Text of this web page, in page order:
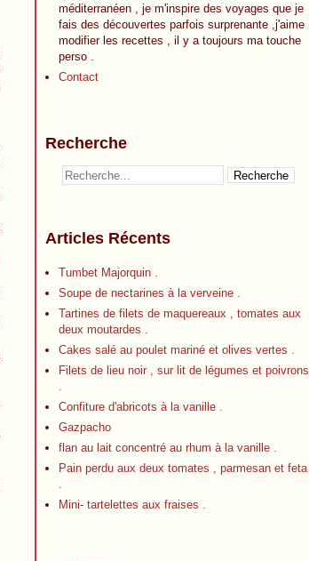
méditerranéen , je m'inspire des voyages que je
fais des découvertes parfois surprenante ,j'aime
modifier les recettes , il y a toujours ma touche
perso .
Contact
Recherche
Articles Récents
Tumbet Majorquin .
Soupe de nectarines à la verveine .
Tartines de filets de maquereaux , tomates aux
deux moutardes .
Cakes salé au poulet mariné et olives vertes .
Filets de lieu noir , sur lit de légumes et poivrons
.
Confiture d'abricots à la vanille .
Gazpacho
flan au lait concentré au rhum à la vanille .
Pain perdu aux deux tomates , parmesan et feta
.
Mini- tartelettes aux fraises .